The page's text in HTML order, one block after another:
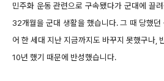
민주화 운동 관련으로 구속됐다가 군대에 끌
32개월을 군대 생활을 했습니다. 그 때 당했
어 한 세대 지난 지금까지도 바꾸지 못했구나,
10년 했기 때문에 반성했습니다.